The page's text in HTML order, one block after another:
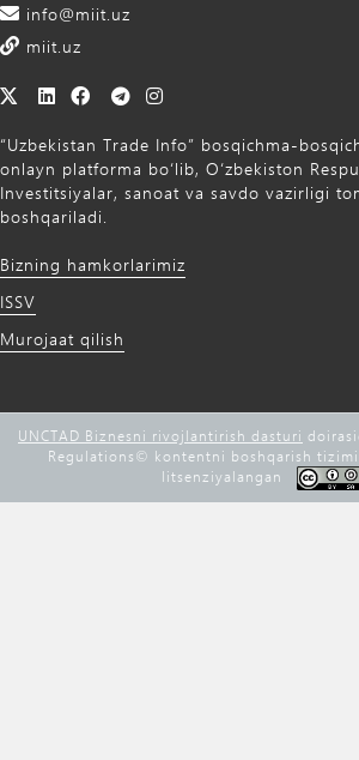
info@miit.uz
miit.uz
“Uzbekistan Trade Info” bosqichma-
onlayn platforma bo‘lib, O‘zbekiston
Investitsiyalar, sanoat va savdo vazirligi
boshqariladi.
Bizning hamkorlarimiz
ISSV
Murojaat qilish
UNCTAD Biznesni rivojlantirish dasturi
Regulations©️ kontentni boshqarish
litsenziyalangan